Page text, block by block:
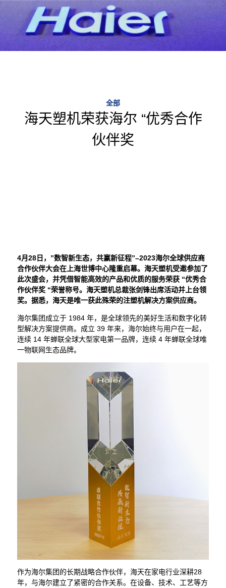
全部
海天塑机荣获海尔 “优秀合作
伙伴奖
4月28日，”数智新生态，共赢新征程”–2023海尔全球供应商
合作伙伴大会在上海世博中心隆重启幕。海天塑机受邀参加了
此次盛会，并凭借智能高效的产品和优质的服务荣获 “优秀合
作伙伴奖 “荣誉称号。海天塑机总裁张剑锋出席活动并上台领
奖。据悉，海天是唯一获此殊荣的注塑机解决方案供应商。
海尔集团成立于 1984 年，是全球领先的美好生活和数字化转
型解决方案提供商。成立 39 年来，海尔始终与用户在一起，
连续 14 年蝉联全球大型家电第一品牌，连续 4 年蝉联全球唯
一物联网生态品牌。
作为海尔集团的长期战略合作伙伴，海天在家电行业深耕28
年，与海尔建立了紧密的合作关系。在设备、技术、工艺等方